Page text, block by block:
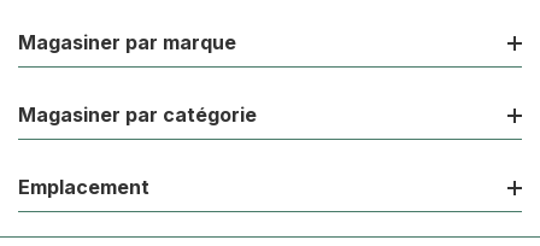
Magasiner par marque
Magasiner par catégorie
Emplacement